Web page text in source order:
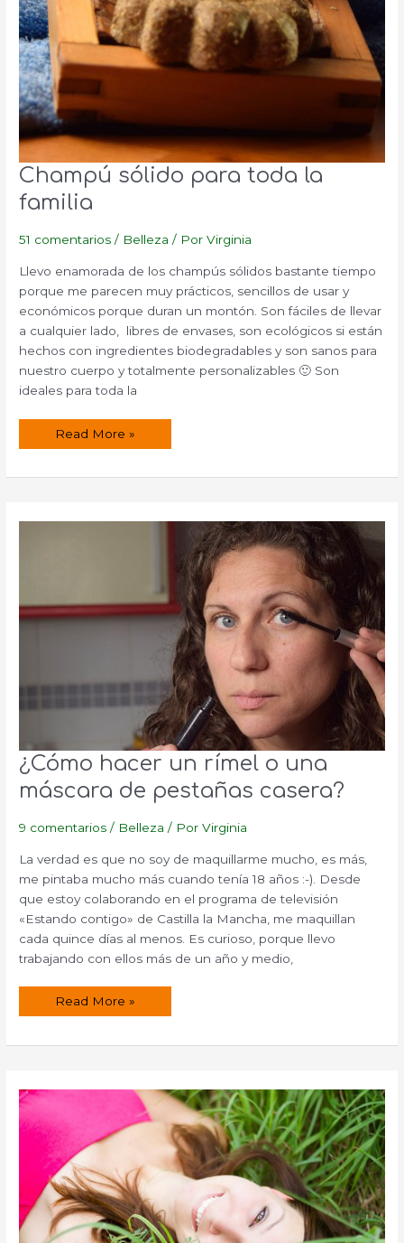
Champú sólido para toda la
familia
51 comentarios / Belleza / PorVirginia
Llevo enamorada de los champús sólidos bastante tiempo
porque me parecen muy prácticos, sencillos de usar y
económicos porque duran un montón. Son fáciles de llevar
a cualquier lado, libres de envases, son ecológicos si están
hechos con ingredientes biodegradables y son sanos para
nuestro cuerpo y totalmente personalizables 🙂 Son
ideales para toda la
Champú
la
Read More »
¿Cómo hacer un rímel o una
máscara de pestañas casera?
9 comentarios / Belleza / PorVirginia
La verdad es que no soy de maquillarme mucho, es más,
me pintaba mucho más cuando tenía 18 años :-). Desde
que estoy colaborando en el programa de televisión
«Estando contigo» de Castilla la Mancha, me maquillan
cada quince días al menos. Es curioso, porque llevo
trabajando con ellos más de un año y medio,
¿Cómo
o
pestañas
Read More »